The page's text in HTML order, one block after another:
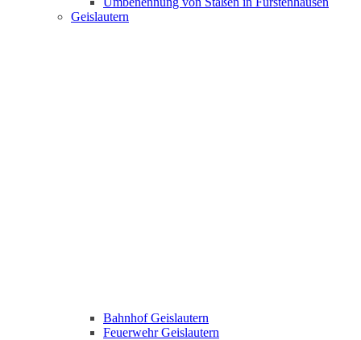
Geislautern
Bahnhof Geislautern
Feuerwehr Geislautern